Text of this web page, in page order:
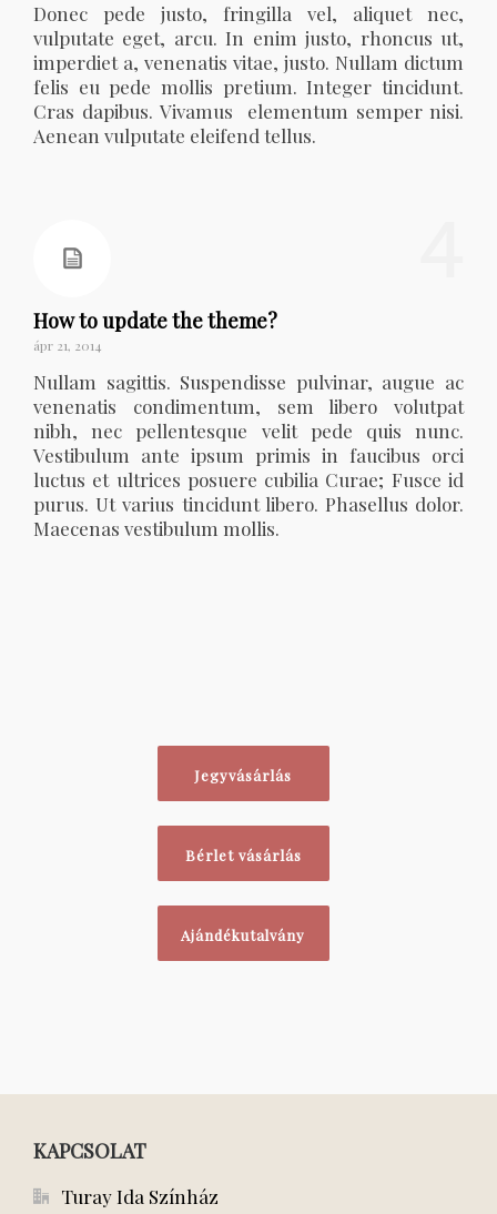
Donec pede justo, fringilla vel, aliquet nec,
vulputate eget, arcu. In enim justo, rhoncus ut,
imperdiet a, venenatis vitae, justo. Nullam dictum
felis eu pede mollis pretium. Integer tincidunt.
Cras dapibus. Vivamus elementum semper nisi.
Aenean vulputate eleifend tellus.
How to update the theme?
ápr 21, 2014
Nullam sagittis. Suspendisse pulvinar, augue ac
venenatis condimentum, sem libero volutpat
nibh, nec pellentesque velit pede quis nunc.
Vestibulum ante ipsum primis in faucibus orci
luctus et ultrices posuere cubilia Curae; Fusce id
purus. Ut varius tincidunt libero. Phasellus dolor.
Maecenas vestibulum mollis.
Jegyvásárlás
Bérlet vásárlás
Ajándékutalvány
KAPCSOLAT
Turay Ida Színház